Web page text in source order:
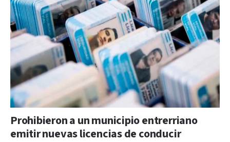
Prohibieron a un municipio entrerriano
emitir nuevas licencias de conducir